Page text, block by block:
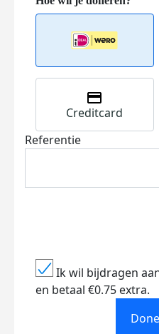
Creditcard
Referentie
Ik wil bijdragen
en betaal €0.75 extra.